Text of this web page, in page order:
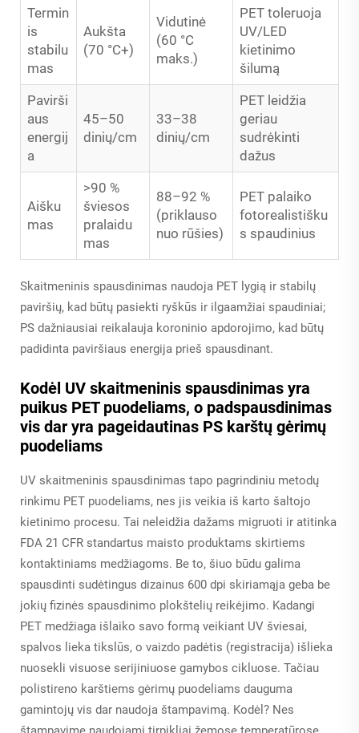
Termin
is
stabilu
mas
Aukšta
(70 °C+)
Vidutinė
(60 °C
maks.)
PET toleruoja
UV/LED
kietinimo
šilumą
Pavirši
aus
energij
a
45–50
dinių/cm
33–38
dinių/cm
PET leidžia
geriau
sudrėkinti
dažus
Aišku
mas
>90 %
šviesos
pralaidu
mas
88–92 %
(priklauso
nuo rūšies)
PET palaiko
fotorealistišku
s spaudinius
Skaitmeninis spausdinimas naudoja PET lygią ir stabilų
paviršių, kad būtų pasiekti ryškūs ir ilgaamžiai spaudiniai;
PS dažniausiai reikalauja koroninio apdorojimo, kad būtų
padidinta paviršiaus energija prieš spausdinant.
Kodėl UV skaitmeninis spausdinimas yra
puikus PET puodeliams, o padspausdinimas
vis dar yra pageidautinas PS karštų gėrimų
puodeliams
UV skaitmeninis spausdinimas tapo pagrindiniu metodų
rinkimu PET puodeliams, nes jis veikia iš karto šaltojo
kietinimo procesu. Tai neleidžia dažams migruoti ir atitinka
FDA 21 CFR standartus maisto produktams skirtiems
kontaktiniams medžiagoms. Be to, šiuo būdu galima
spausdinti sudėtingus dizainus 600 dpi skiriamąja geba be
jokių fizinės spausdinimo plokštelių reikėjimo. Kadangi
PET medžiaga išlaiko savo formą veikiant UV šviesai,
spalvos lieka tikslūs, o vaizdo padėtis (registracija) išlieka
nuosekli visuose serijiniuose gamybos cikluose. Tačiau
polistireno karštiems gėrimų puodeliams dauguma
gamintojų vis dar naudoja štampavimą. Kodėl? Nes